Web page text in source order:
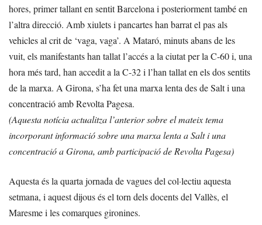
hores, primer tallant en sentit Barcelona i posteriorment també en
l’altra direcció. Amb xiulets i pancartes han barrat el pas als
vehicles al crit de ‘vaga, vaga’. A Mataró, minuts abans de les
vuit, els manifestants han tallat l’accés a la ciutat per la C-60 i, una
hora més tard, han accedit a la C-32 i l’han tallat en els dos sentits
de la marxa. A Girona, s’ha fet una marxa lenta des de Salt i una
concentració amb Revolta Pagesa.
(Aquesta notícia actualitza l’anterior sobre el mateix tema
incorporant informació sobre una marxa lenta a Salt i una
concentració a Girona, amb participació de Revolta Pagesa)
Aquesta és la quarta jornada de vagues del col·lectiu aquesta
setmana, i aquest dijous és el torn dels docents del Vallès, el
Maresme i les comarques gironines.